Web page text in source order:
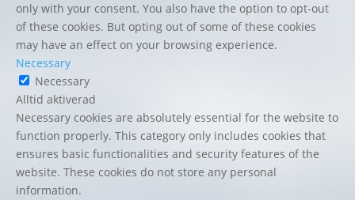
only with your consent. You also have the option to opt-out
of these cookies. But opting out of some of these cookies
may have an effect on your browsing experience.
Necessary
Necessary
Alltid aktiverad
Necessary cookies are absolutely essential for the website to
function properly. This category only includes cookies that
ensures basic functionalities and security features of the
website. These cookies do not store any personal
information.